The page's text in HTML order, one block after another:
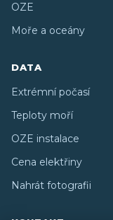
OZE
Moře a oceány
DATA
Extrémní počasí
Teploty moří
OZE instalace
Cena elektřiny
Nahrát fotografii